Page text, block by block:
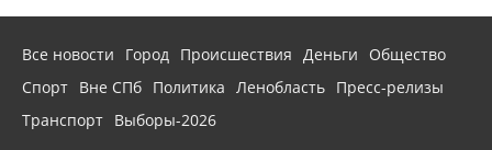
Все новости Город Происшествия Деньги
Общество
Спорт Вне СПб Политика Ленобласть Пресс-релизы
Транспорт Выборы-2026